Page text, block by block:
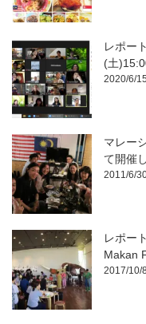
レポー
(土
2020/6/15
マレー
て開催
2011/6/
レポー
Makan
2017/10/